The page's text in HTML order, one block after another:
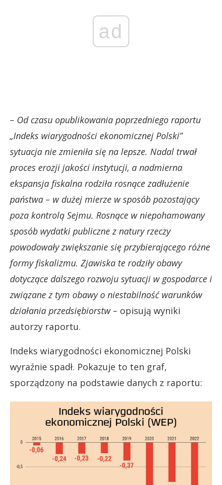
ad
– Od czasu opublikowania poprzedniego raportu
„Indeks wiarygodności ekonomicznej Polski”
sytuacja nie zmieniła się na lepsze. Nadal trwał
proces erozji jakości instytucji, a nadmierna
ekspansja fiskalna rodziła rosnące zadłużenie
państwa – w dużej mierze w sposób pozostający
poza kontrolą Sejmu. Rosnące w niepohamowany
sposób wydatki publiczne z natury rzeczy
powodowały zwiększanie się przybierającego różne
formy fiskalizmu. Zjawiska te rodziły obawy
dotyczące dalszego rozwoju sytuacji w gospodarce i
związane z tym obawy o niestabilność warunków
działania przedsiębiorstw – opisują wyniki
autorzy raportu.
Indeks wiarygodności ekonomicznej Polski
wyraźnie spadł. Pokazuje to ten graf,
sporządzony na podstawie danych z raportu: